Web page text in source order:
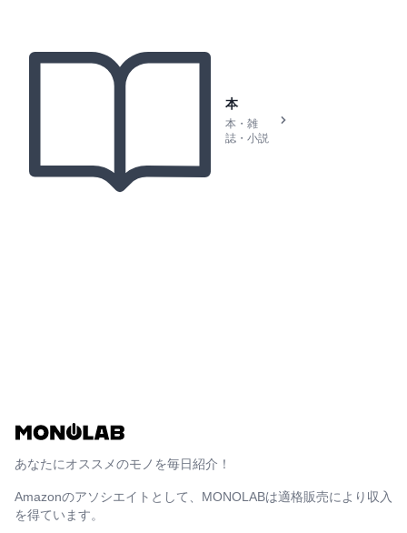
本
本・雑
誌・小説
あなたにオススメのモノを毎日紹介！
Amazonのアソシエイトとして、MONOLABは適格販売により収入
を得ています。